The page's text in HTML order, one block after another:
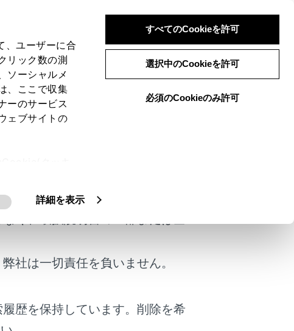
、ユーザーに合
リック数の測
ソーシャルメ
、ここで収集
ーのサービス
ェブサイトの
詳細を表示
すべてのCookieを許可
選択中のCookieを許可
必須のCookieのみ許可
社は一切責任を負いません。
歴を保持しています。削除を希